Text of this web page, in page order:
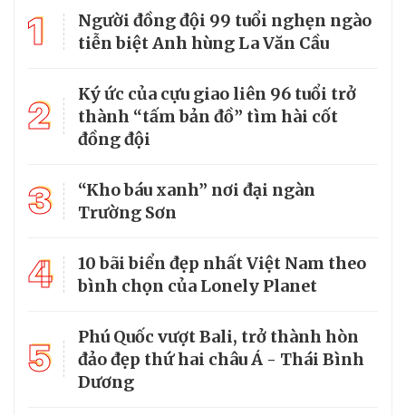
1
Người đồng đội 99 tuổi nghẹn ngào
tiễn biệt Anh hùng La Văn Cầu
2
Ký ức của cựu giao liên 96 tuổi trở
thành “tấm bản đồ” tìm hài cốt
đồng đội
3
“Kho báu xanh” nơi đại ngàn
Trường Sơn
4
10 bãi biển đẹp nhất Việt Nam theo
bình chọn của Lonely Planet
5
Phú Quốc vượt Bali, trở thành hòn
đảo đẹp thứ hai châu Á - Thái Bình
Dương